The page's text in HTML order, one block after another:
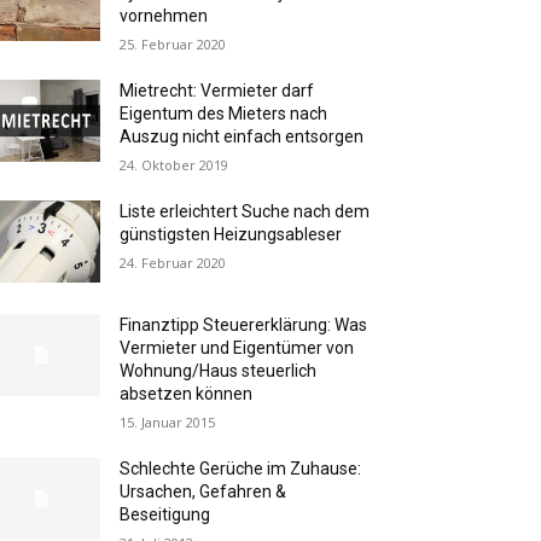
vornehmen
25. Februar 2020
Mietrecht: Vermieter darf
Eigentum des Mieters nach
Auszug nicht einfach entsorgen
24. Oktober 2019
Liste erleichtert Suche nach dem
günstigsten Heizungsableser
24. Februar 2020
Finanztipp Steuererklärung: Was
Vermieter und Eigentümer von
Wohnung/Haus steuerlich
absetzen können
15. Januar 2015
Schlechte Gerüche im Zuhause:
Ursachen, Gefahren &
Beseitigung